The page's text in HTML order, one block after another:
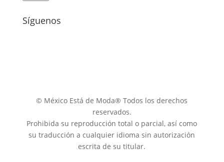
Síguenos
© México Está de Moda® Todos los derechos
reservados.
Prohibida su reproducción total o parcial, así como
su traducción a cualquier idioma sin autorización
escrita de su titular.